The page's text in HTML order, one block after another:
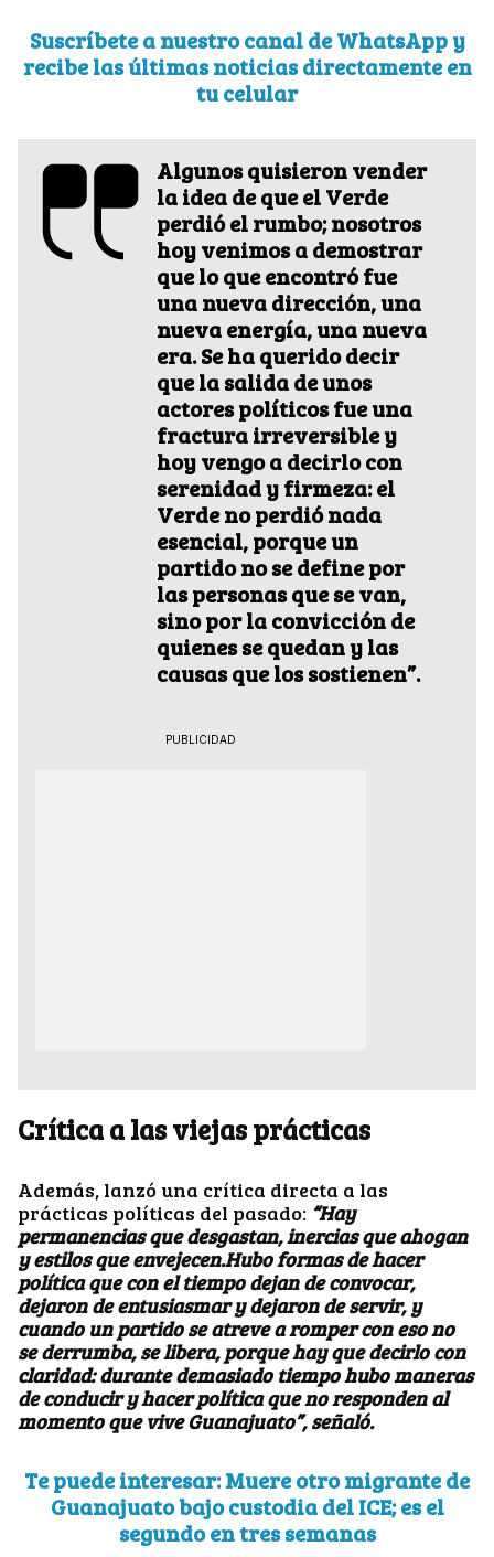
Suscríbete a nuestro canal de WhatsApp y
recibe las últimas noticias directamente en
tu celular
Algunos quisieron vender
la idea de que el Verde
perdió el rumbo; nosotros
hoy venimos a demostrar
que lo que encontró fue
una nueva dirección, una
nueva energía, una nueva
era. Se ha querido decir
que la salida de unos
actores políticos fue una
fractura irreversible y
hoy vengo a decirlo con
serenidad y firmeza: el
Verde no perdió nada
esencial, porque un
partido no se define por
las personas que se van,
sino por la convicción de
quienes se quedan y las
causas que los sostienen”.
PUBLICIDAD
Crítica a las viejas prácticas
Además, lanzó una crítica directa a las
prácticas políticas del pasado: “Hay
permanencias que desgastan, inercias que ahogan
y estilos que envejecen.Hubo formas de hacer
política que con el tiempo dejan de convocar,
dejaron de entusiasmar y dejaron de servir, y
cuando un partido se atreve a romper con eso no
se derrumba, se libera, porque hay que decirlo con
claridad: durante demasiado tiempo hubo maneras
de conducir y hacer política que no responden al
momento que vive Guanajuato”, señaló.
Te puede interesar: Muere otro migrante de
Guanajuato bajo custodia del ICE; es el
segundo en tres semanas